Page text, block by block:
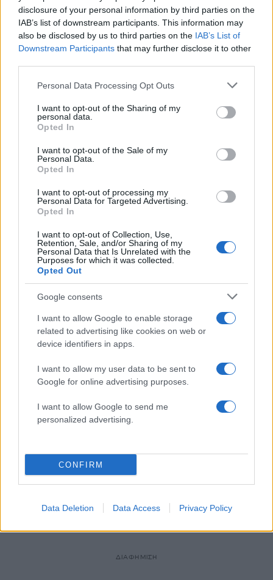
disclosure of your personal information by third parties on the
IAB’s list of downstream participants. This information may
also be disclosed by us to third parties on the IAB’s List of
Downstream Participants that may further disclose it to other
Please note that this website/app uses one or more Google
not limited to your visit or usage behaviour. You may click to
grant or deny consent to Google and its third-party tags to
use your data for below specified purposes in below Google
consent section.
Personal Data Processing Opt Outs
I want to opt-out of the Sharing of my
personal data.
Opted In
I want to opt-out of the Sale of my
Personal Data.
Opted In
I want to opt-out of processing my
Personal Data for Targeted Advertising.
Opted In
I want to opt-out of Collection, Use,
Retention, Sale, and/or Sharing of my
Personal Data that Is Unrelated with the
Purposes for which it was collected.
Opted Out
Google consents
I want to allow Google to enable storage
related to advertising like cookies on web or
device identifiers in apps.
I want to allow my user data to be sent to
Google for online advertising purposes.
I want to allow Google to send me
personalized advertising.
CONFIRM
Data Deletion Data Access Privacy Policy
Με Αναντολού Εφές – Παναθηναϊκός,
Ολυμπιακός – Ρεάλ Μαδρίτης και Κύπελλο
Ελλάδας οι αθλητικές μεταδόσεις της ημέρας
09:3503.12.23
Με Ολυμπιακό, Παναθηναϊκό και Super
ημέρας(3/12)
μεταδόσεις (20/04)
ΔΙΑΦΗΜΙΣΗ